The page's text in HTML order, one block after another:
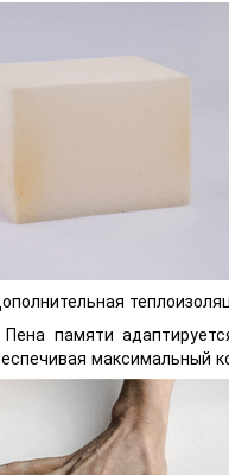
памяти
максимальный